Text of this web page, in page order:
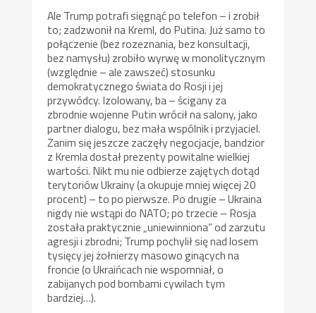
Ale Trump potrafi sięgnąć po telefon – i zrobił
to; zadzwonił na Kreml, do Putina. Już samo to
połączenie (bez rozeznania, bez konsultacji,
bez namysłu) zrobiło wyrwę w monolitycznym
(względnie – ale zawszeć) stosunku
demokratycznego świata do Rosji i jej
przywódcy. Izolowany, ba – ścigany za
zbrodnie wojenne Putin wrócił na salony, jako
partner dialogu, bez mała wspólnik i przyjaciel.
Zanim się jeszcze zaczęły negocjacje, bandzior
z Kremla dostał prezenty powitalne wielkiej
wartości. Nikt mu nie odbierze zajętych dotąd
terytoriów Ukrainy (a okupuje mniej więcej 20
procent) – to po pierwsze. Po drugie – Ukraina
nigdy nie wstąpi do NATO; po trzecie – Rosja
została praktycznie „uniewinniona” od zarzutu
agresji i zbrodni; Trump pochylił się nad losem
tysięcy jej żołnierzy masowo ginących na
froncie (o Ukraińcach nie wspomniał, o
zabijanych pod bombami cywilach tym
bardziej…).